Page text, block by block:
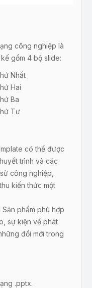
công nghiệp là
gồm 4 bộ slide:
Nhất
Hai
Ba
Tư
có thể được
trình và các
công nghiệp,
kiến thức một
Sản phẩm phù hợp
sự kiện về phát
đổi mới trong
.pptx.